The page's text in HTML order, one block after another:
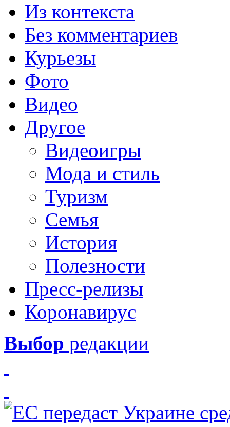
Из контекста
Без комментариев
Курьезы
Фото
Видео
Другое
Видеоигры
Мода и стиль
Туризм
Семья
История
Полезности
Пресс-релизы
Коронавирус
Выбор редакции